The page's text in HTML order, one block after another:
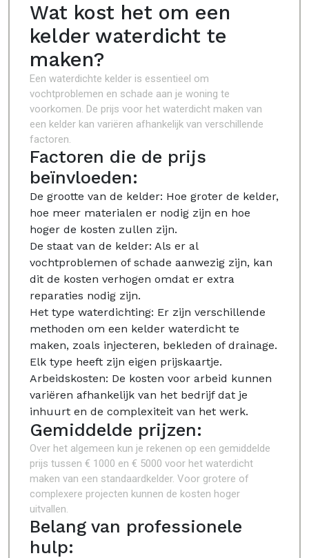
Wat kost het om een
kelder waterdicht te
maken?
Een waterdichte kelder is essentieel om
vochtproblemen en schade aan je woning te
voorkomen. De prijs voor het waterdicht maken van
een kelder kan variëren afhankelijk van verschillende
factoren.
Factoren die de prijs
beïnvloeden:
De grootte van de kelder: Hoe groter de kelder,
hoe meer materialen er nodig zijn en hoe
hoger de kosten zullen zijn.
De staat van de kelder: Als er al
vochtproblemen of schade aanwezig zijn, kan
dit de kosten verhogen omdat er extra
reparaties nodig zijn.
Het type waterdichting: Er zijn verschillende
methoden om een kelder waterdicht te
maken, zoals injecteren, bekleden of drainage.
Elk type heeft zijn eigen prijskaartje.
Arbeidskosten: De kosten voor arbeid kunnen
variëren afhankelijk van het bedrijf dat je
inhuurt en de complexiteit van het werk.
Gemiddelde prijzen:
Over het algemeen kun je rekenen op een gemiddelde
prijs tussen € 1000 en € 5000 voor het waterdicht
maken van een standaardkelder. Voor grotere of
complexere projecten kunnen de kosten hoger
uitvallen.
Belang van professionele
hulp: